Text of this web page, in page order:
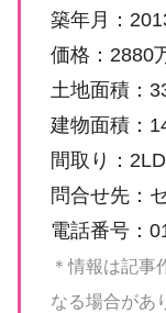
築年月：
価格：2880
土地面積：
建物面積：
間取り：
問合せ先：
電話番号：
＊情報は記事
なる場合があ